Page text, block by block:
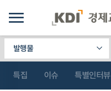
발행물
특집 이슈 특별인터뷰